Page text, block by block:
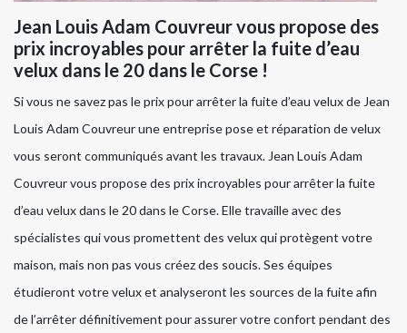
Jean Louis Adam Couvreur vous propose des
prix incroyables pour arrêter la fuite d’eau
velux dans le 20 dans le Corse !
Si vous ne savez pas le prix pour arrêter la fuite d’eau velux de Jean
Louis Adam Couvreur une entreprise pose et réparation de velux
vous seront communiqués avant les travaux. Jean Louis Adam
Couvreur vous propose des prix incroyables pour arrêter la fuite
d’eau velux dans le 20 dans le Corse. Elle travaille avec des
spécialistes qui vous promettent des velux qui protègent votre
maison, mais non pas vous créez des soucis. Ses équipes
étudieront votre velux et analyseront les sources de la fuite afin
de l’arrêter définitivement pour assurer votre confort pendant des